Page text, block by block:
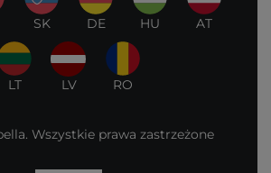
SK DE HU AT
LT LV RO
Wszystkie prawa zastrzeżone